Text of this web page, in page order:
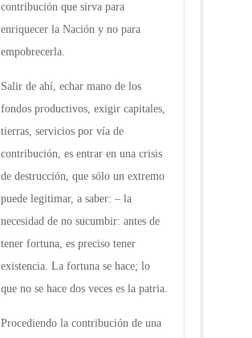
contribución que sirva para
enriquecer la Nación y no para
empobrecerla.
Salir de ahí, echar mano de los
fondos productivos, exigir capitales,
tierras, servicios por vía de
contribución, es entrar en una crisis
de destrucción, que sólo un extremo
puede legitimar, a saber: – la
necesidad de no sucumbir: antes de
tener fortuna, es preciso tener
existencia. La fortuna se hace; lo
que no se hace dos veces es la patria.
Procediendo la contribución de una